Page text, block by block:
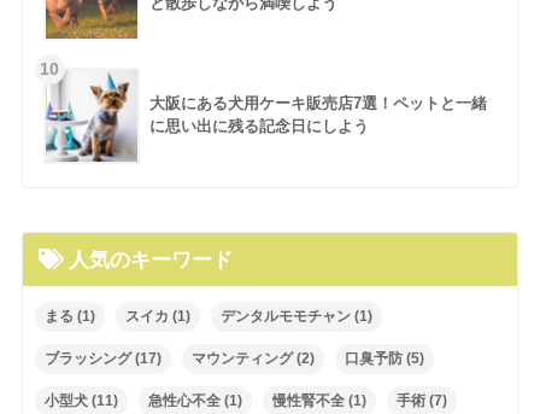
と散歩しながら満喫しよう
大阪にある犬用ケーキ販売店7選！ペットと一緒
に思い出に残る記念日にしよう
人気のキーワード
まる (1) スイカ (1) デンタルモモチャン(1)
ブラッシング(17) マウンティング(2) 口臭予防(5)
小型犬(11) 急性心不全(1) 慢性腎不全(1) 手術(7)